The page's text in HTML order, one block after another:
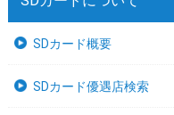
SDカード概要
SDカード優遇店検索